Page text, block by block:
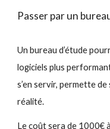
Passer par un
Un bureau d’étude
logiciels plus
s’en servir, permette
réalité.
Le coût sera de 1000€